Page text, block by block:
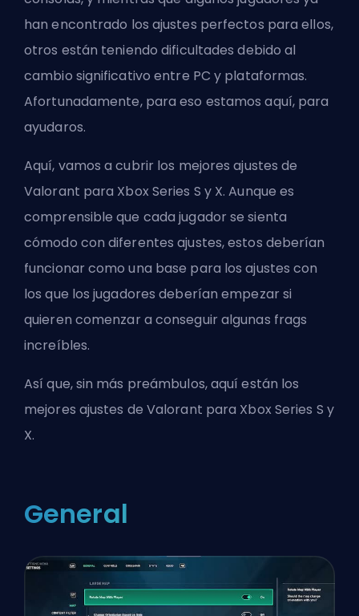
han encontrado los ajustes perfectos para ellos,
otros están teniendo dificultades debido al
cambio significativo entre PC y plataformas.
Afortunadamente, para eso estamos aquí, para
ayudaros.
Aquí, vamos a cubrir los mejores ajustes de
Valorant para Xbox Series S y X. Aunque es
comprensible que cada jugador se sienta
cómodo con diferentes ajustes, estos deberían
funcionar como una base para los ajustes con
los que los jugadores deberían empezar si
quieren comenzar a conseguir algunas frags
increíbles.
Así que, sin más preámbulos, aquí están los
mejores ajustes de Valorant para Xbox Series S y
X.
General